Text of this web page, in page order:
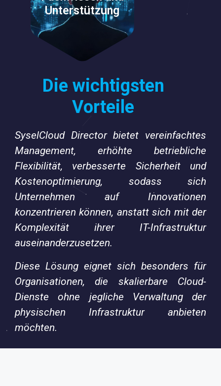
Die wichtigsten
Vorteile
SyselCloud Director bietet vereinfachtes
Management, erhöhte betriebliche
Flexibilität, verbesserte Sicherheit und
Kostenoptimierung, sodass sich
Unternehmen auf Innovationen
konzentrieren können, anstatt sich mit der
Komplexität ihrer IT-Infrastruktur
auseinanderzusetzen.
Diese Lösung eignet sich besonders für
Organisationen, die skalierbare Cloud-
Dienste ohne jegliche Verwaltung der
physischen Infrastruktur anbieten
möchten.
Unterstützung
wodurch eine reibungslose
und effiziente Erfahrung
gewährleistet wird.